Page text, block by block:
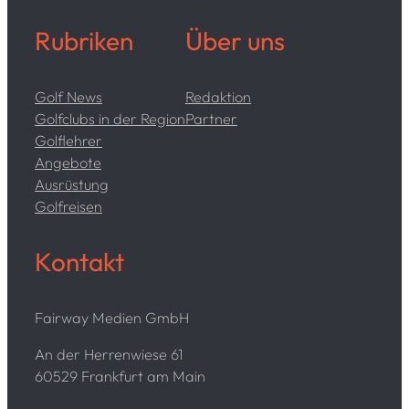
Rubriken
Golf News
Golfclubs in der Region
Golflehrer
Angebote
Ausrüstung
Golfreisen
Über uns
Redaktion
Partner
Kontakt
Fairway Medien GmbH
An der Herrenwiese 61
60529 Frankfurt am Main